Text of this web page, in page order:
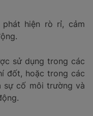
v.v.
trong quá trình chế
thực phẩm.